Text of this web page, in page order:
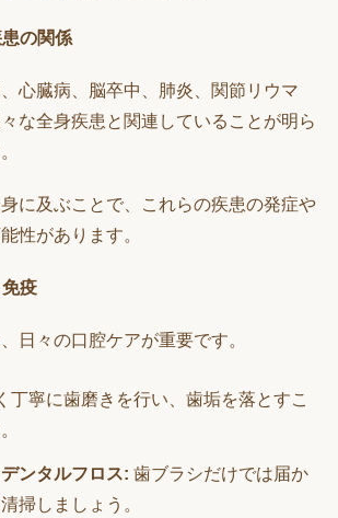
の関係
心臓病、脳卒中、肺炎、関節リウマ
な全身疾患と関連していることが明ら
に及ぶことで、これらの疾患の発症や
性があります。
疫
日々の口腔ケアが重要です。
丁寧に歯磨きを行い、歯垢を落とすこ
ンタルフロス: 歯ブラシだけでは届か
掃しましょう。